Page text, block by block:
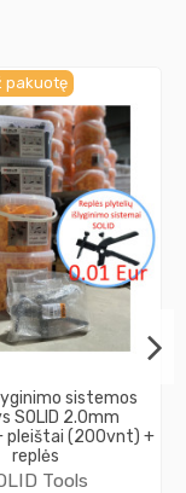
pakuotę
sistemos
SOLID 2.0mm
pleištai (200vnt) +
replės
Tools